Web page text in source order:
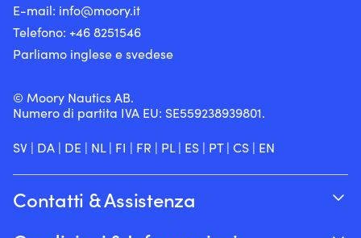
E-mail: info@moory.it
Telefono: +46 8251546
Parliamo inglese e svedese
© Moory Nautics AB.
Numero di partita IVA EU: SE559238939801.
SV | DA | DE | NL| FI | FR | PL| ES | PT| CS | EN
Contatti & Assistenza